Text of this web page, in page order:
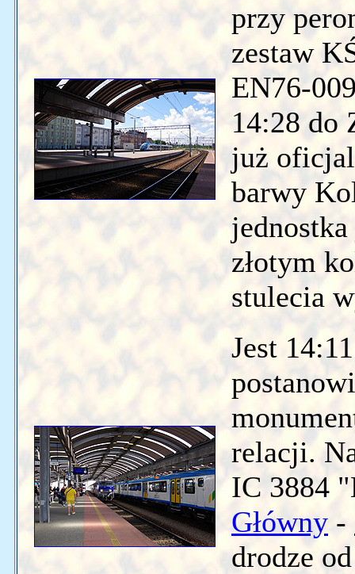
przy
zestaw
EN76-
14:28 do
już
barwy
złotym
stulecia
Jest
relacji.
IC 3884
Główny -
drodze